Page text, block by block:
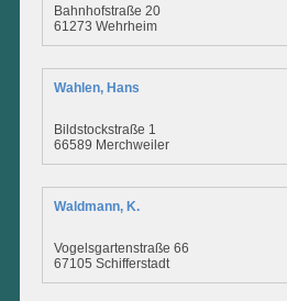
Bahnhofstraße 20
61273 Wehrheim
Wahlen, Hans
Bildstockstraße 1
66589 Merchweiler
Waldmann, K.
Vogelsgartenstraße 66
67105 Schifferstadt